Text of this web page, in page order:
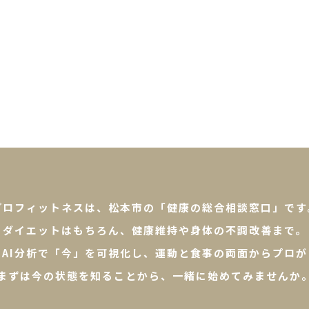
フィットネスは、松本市の「健康の総合相談窓口」で
ダイエットはもちろん、健康維持や身体の不調改善まで。
分析で「今」を可視化し、運動と食事の両面からプロ
ずは今の状態を知ることから、一緒に始めてみませんか